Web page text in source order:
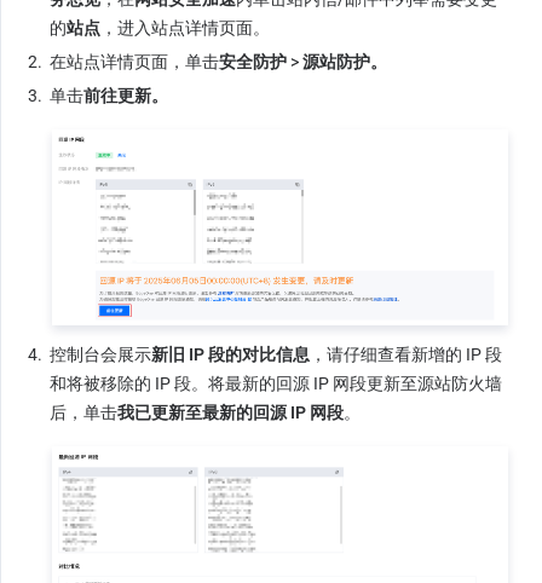
的站点 ，进入站点详情页面。
2. 在站点详情页面，单击安全防护 > 源站防护。
3. 单击前往更新。
4. 控制台会展示新旧 IP 段的对比信息 ，请仔细查看新增的 IP 段
和将被移除的 IP 段。将最新的回源 IP 网段更新至源站防火墙
后，单击我已更新至最新的回源 IP 网段。